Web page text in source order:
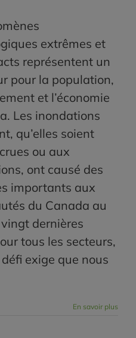
extrêmes et
représentent un
pour la population,
et l’économie
Les inondations
qu’elles soient
ou aux
ont causé des
importants aux
du Canada au
dernières
tous les secteurs,
exige que nous
En savoir plus